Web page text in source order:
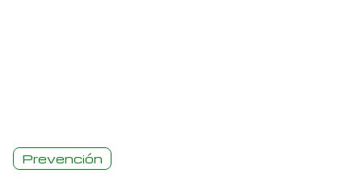
Prevención